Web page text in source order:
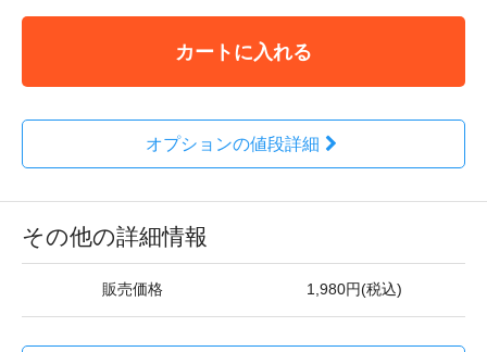
カートに入れる
オプションの値段詳細
その他の詳細情報
販売価格 1,980円(税込)